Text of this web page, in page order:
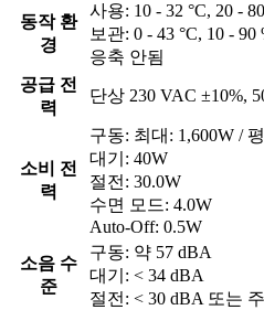
동작 환
경
사용: 10 - 32 °C, 20 -
보관: 0 - 43 °C, 10 - 90
응축 안됨
공급 전
력
단상 230 VAC ±10%,
소비 전
력
구동: 최대: 1,600W /
대기: 40W
절전: 30.0W
수면 모드: 4.0W
Auto-Off: 0.5W
소음 수
준
구동: 약 57 dBA
대기: < 34 dBA
절전: < 30 dBA 또는